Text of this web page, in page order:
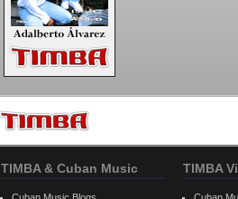
TIMBA & Cuban Music TIMBA